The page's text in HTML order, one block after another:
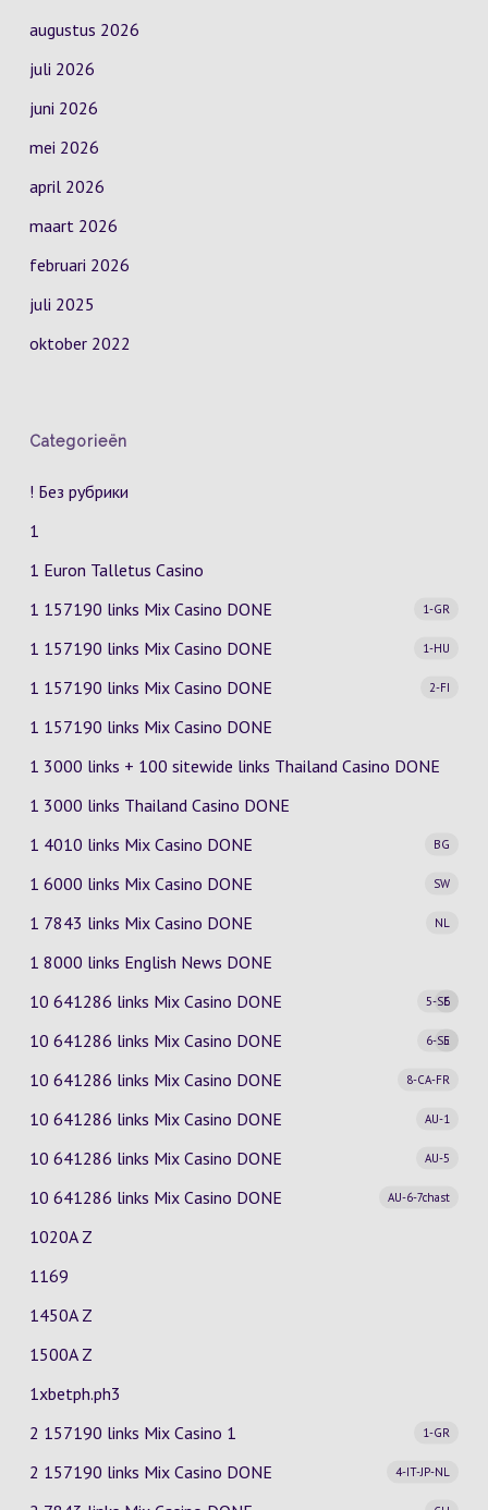
augustus 2026
juli 2026
juni 2026
mei 2026
april 2026
maart 2026
februari 2026
juli 2025
oktober 2022
Categorieën
! Без рубрики
1
1 Euron Talletus Casino
1 157190 links Mix Casino
1-GR
DONE
1 157190 links Mix Casino
1-HU
DONE
1 157190 links Mix Casino
2-FI
DONE
1 157190 links Mix Casino DONE
1 3000 links + 100 sitewide links Thailand Casino DONE
1 3000 links Thailand Casino DONE
1 4010 links Mix Casino
BG
DONE
1 6000 links Mix Casino
SW
DONE
1 7843 links Mix Casino
NL
DONE
1 8000 links English News DONE
10 641286 links Mix Casino
5-SE
6
DONE
10 641286 links Mix Casino
6-SE
5
DONE
10 641286 links Mix Casino
8-CA-FR
DONE
10 641286 links Mix Casino
AU-1
DONE
10 641286 links Mix Casino
AU-5
DONE
10 641286 links Mix Casino
AU-6-7chast
DONE
1020A Z
1169
1450A Z
1500A Z
1xbetph.ph3
2 157190 links Mix Casino
1-GR
1
2 157190 links Mix Casino
4-IT-JP-NL
DONE